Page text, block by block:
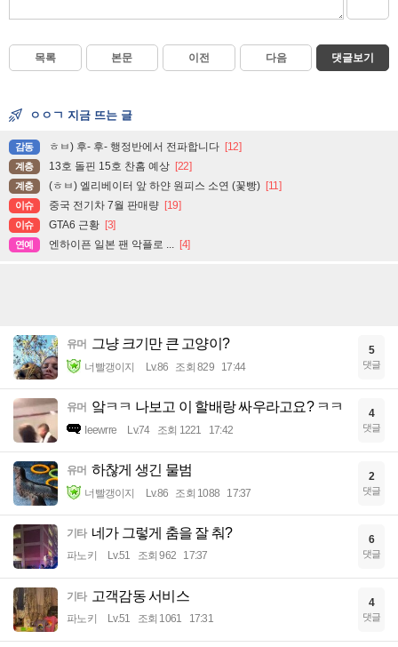
목록 본문 이전 다음 댓글보기
ㅇㅇㄱ 지금 뜨는 글
감동 ㅎㅂ) 후- 후- 행정반에서 전파합니다 [12]
계층 13호 돌핀 15호 찬홈 예상 [22]
계층 (ㅎㅂ) 엘리베이터 앞 하얀 원피스 소연 (꽃빵) [11]
이슈 중국 전기차 7월 판매량 [19]
이슈 GTA6 근황 [3]
연예 엔하이픈 일본 팬 악플로 ... [4]
유머 그냥 크기만 큰 고양이?
너빨갱이지 Lv.86 조회 829 17:44
5
댓글
유머 앜ㅋㅋ 나보고 이 할배랑 싸우라고요? ㅋㅋ
Ieewrre Lv.74 조회 1221 17:42
4
댓글
유머 하찮게 생긴 물범
너빨갱이지 Lv.86 조회 1088 17:37
2
댓글
기타 네가 그렇게 춤을 잘 춰?
파노키 Lv.51 조회 962 17:37
6
댓글
기타 고객감동 서비스
파노키 Lv.51 조회 1061 17:31
4
댓글